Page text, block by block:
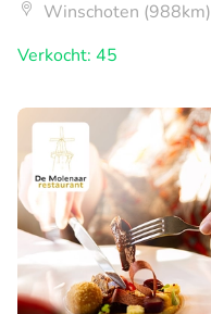
Winschoten (988km)
Verkocht: 45